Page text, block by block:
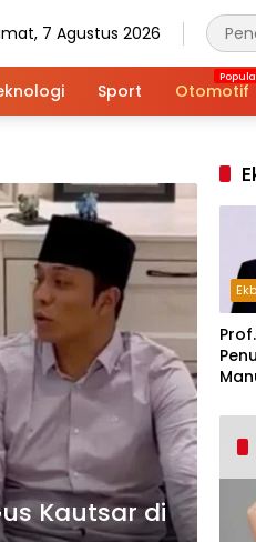
7 Agustus 2026
Sport Otomotif
Kautsar di